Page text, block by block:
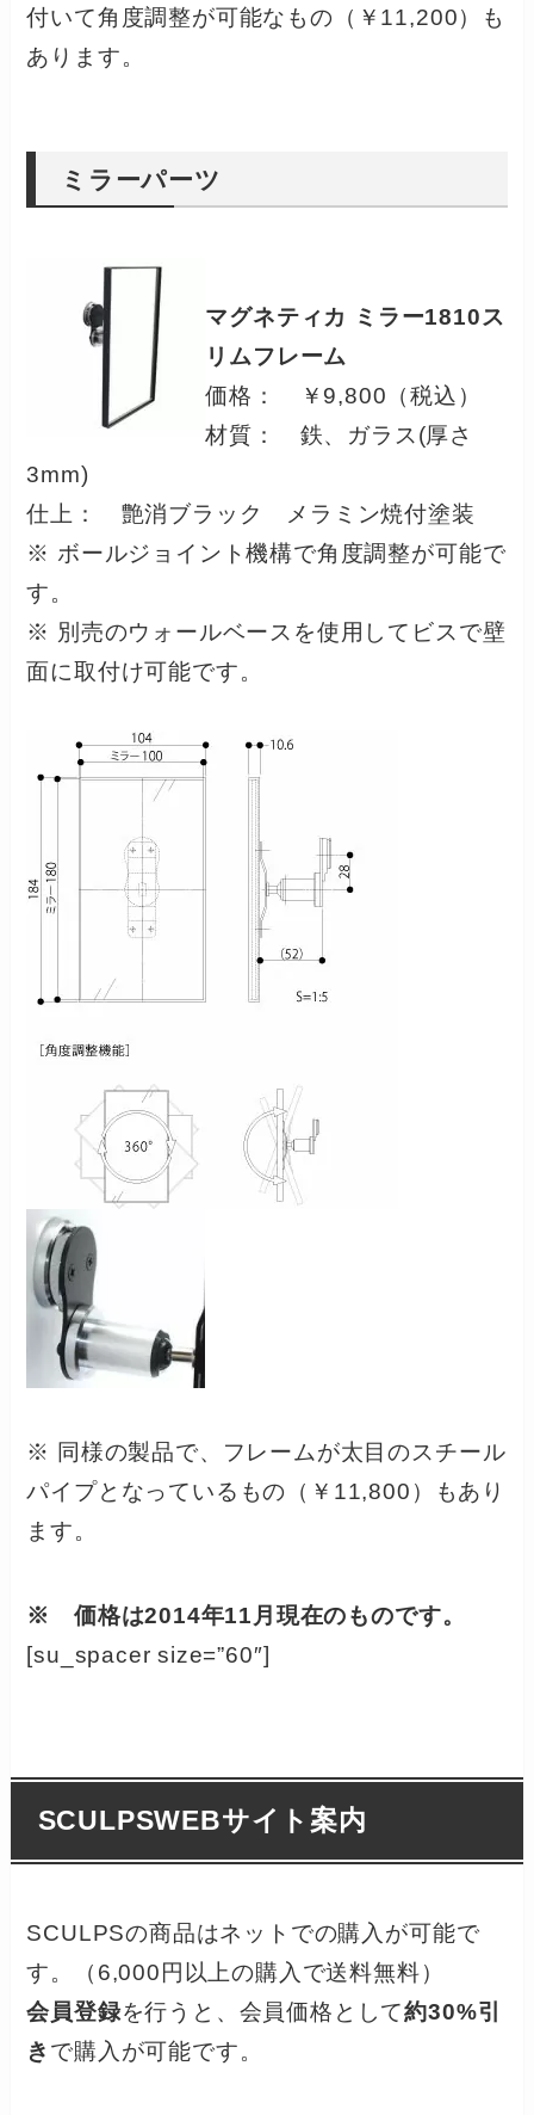
付いて角度調整が可能なもの（￥11,200）も
あります。
ミラーパーツ
マグネティカ ミラー1810ス
リムフレーム
価格： ￥9,800（税込）
材質： 鉄、ガラス(厚さ
3mm)
仕上： 艶消ブラック メラミン焼付塗装
※ ボールジョイント機構で角度調整が可能で
す。
※ 別売のウォールベースを使用してビスで壁
面に取付け可能です。
※ 同様の製品で、フレームが太目のスチール
パイプとなっているもの（￥11,800）もあり
ます。
※ 価格は2014年11月現在のものです。
[su_spacer size=”60″]
SCULPSWEBサイト案内
SCULPSの商品はネットでの購入が可能で
す。（6,000円以上の購入で送料無料）
会員登録を行うと、会員価格として約30%引
き で購入が可能です。